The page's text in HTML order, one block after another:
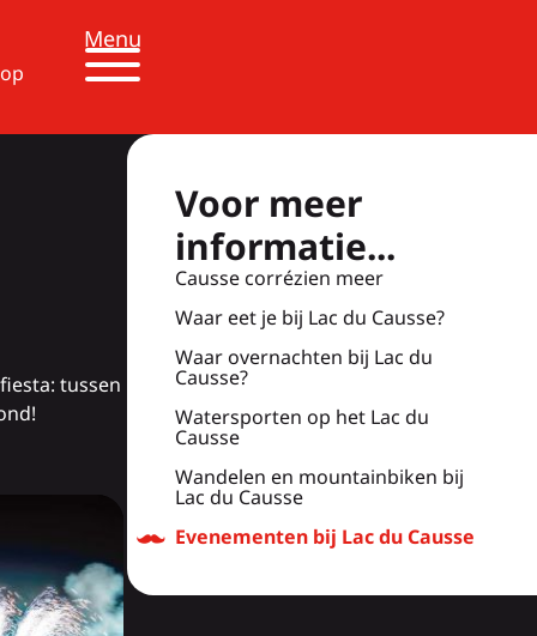
Menu
tussen
Voor meer
informatie...
Causse corrézien meer
Waar eet je bij Lac du Causse?
Waar overnachten bij Lac du
Causse?
Watersporten op het Lac du
Causse
Wandelen en mountainbiken bij
Lac du Causse
Evenementen bij Lac du Causse